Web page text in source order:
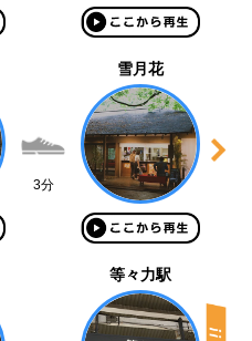
3分
雪月花
等々力駅